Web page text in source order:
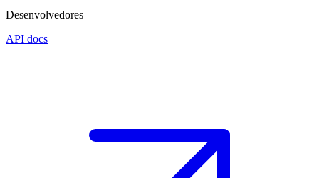
Desenvolvedores
API docs